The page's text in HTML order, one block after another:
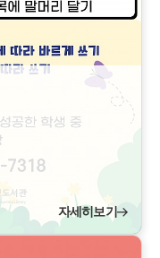
자세히보기